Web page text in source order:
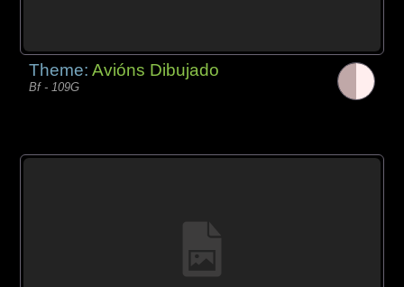
Theme:Avións Dibujado
Bf - 109G